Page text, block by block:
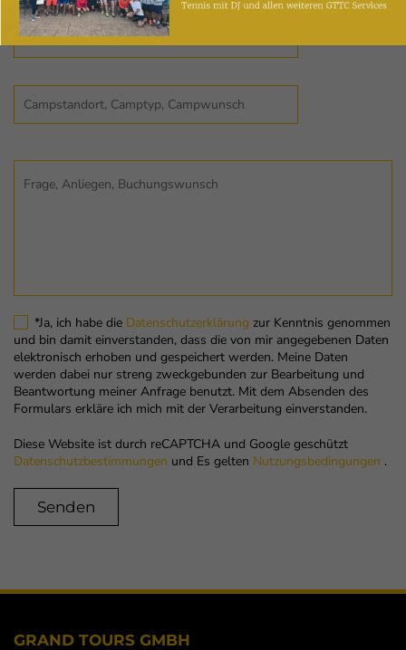
*Ja, ich habe die Datenschutzerklärung zur Kenntnis genommen
und bin damit einverstanden, dass die von mir angegebenen Daten
elektronisch erhoben und gespeichert werden. Meine Daten
werden dabei nur streng zweckgebunden zur Bearbeitung und
Beantwortung meiner Anfrage benutzt. Mit dem Absenden des
Formulars erkläre ich mich mit der Verarbeitung einverstanden.
Diese Website ist durch reCAPTCHA und Google geschützt
Datenschutzbestimmungen und Es gelten Nutzungsbedingungen .
GRAND TOURS GMBH